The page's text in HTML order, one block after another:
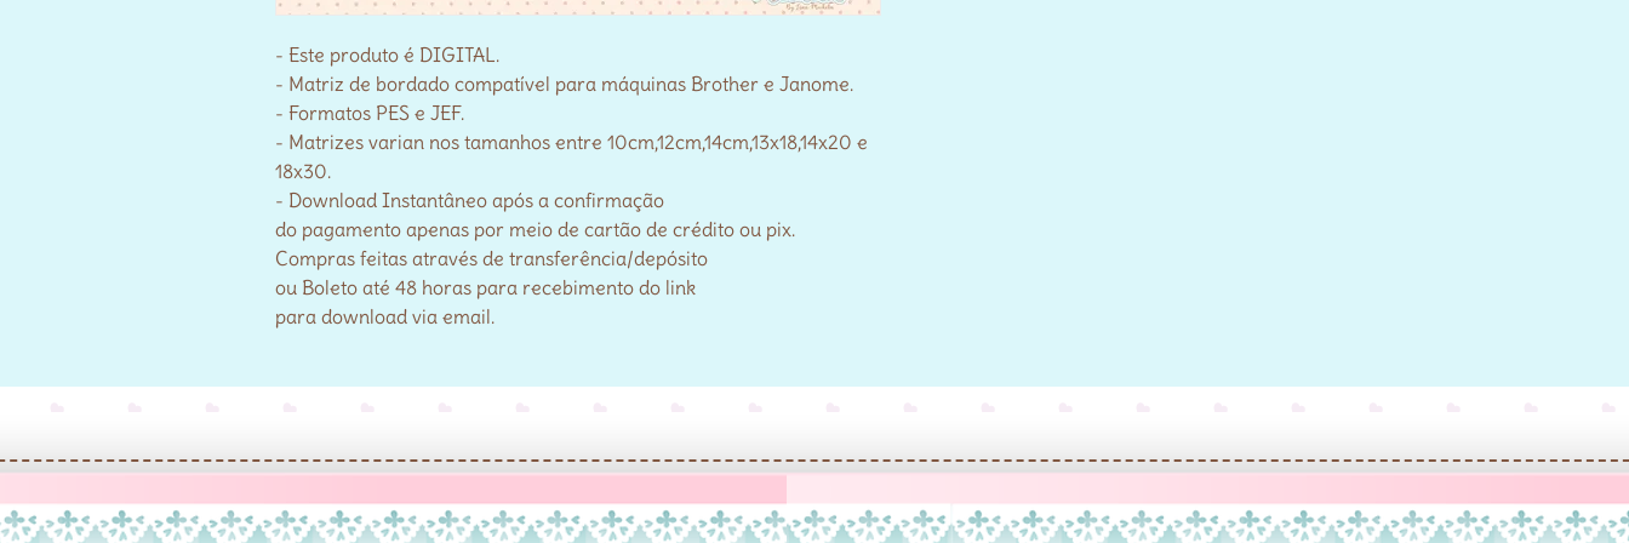
- Este produto é DIGITAL.
- Matriz de bordado compatível para máquinas Brother e Janome.
- Formatos PES e JEF.
- Matrizes varian nos tamanhos entre 10cm,12cm,14cm,13x18,14x20 e
18x30.
- Download Instantâneo após a confirmação
do pagamento apenas por meio de cartão de crédito ou pix.
Compras feitas através de transferência/depósito
ou Boleto até 48 horas para recebimento do link
para download via email.